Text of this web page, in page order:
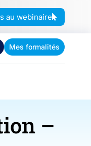
au webinaire
Mes formalités
–